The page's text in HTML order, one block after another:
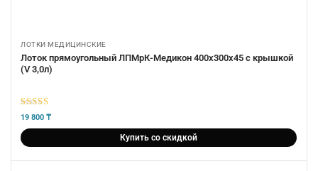
ЛОТКИ МЕДИЦИНСКИЕ
Лоток прямоугольный ЛПМрК-Медикон 400х300х45 с крышкой
(V 3,0л)
5из 5
19 800 ₸
Купить со скидкой